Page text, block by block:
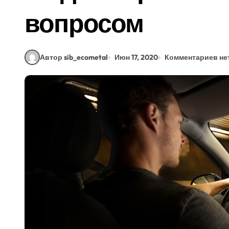
вопросом
Автор sib_ecometal Июн 17, 2020 Комментариев